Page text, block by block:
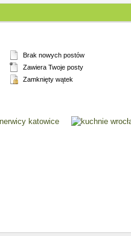
Brak nowych postów
Zawiera Twoje posty
Zamknięty wątek